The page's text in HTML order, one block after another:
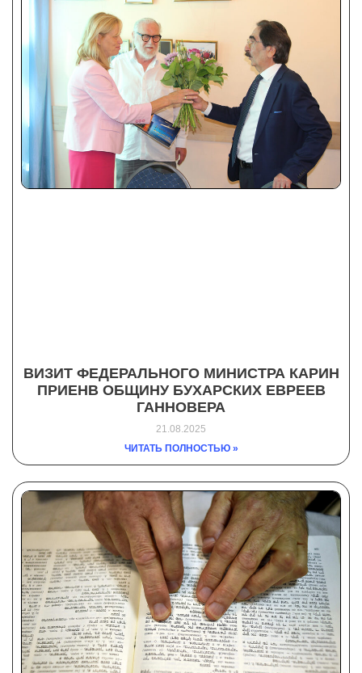
ВИЗИТ ФЕДЕРАЛЬНОГО МИНИСТРА КАРИН
ПРИЕНВ ОБЩИНУ БУХАРСКИХ ЕВРЕЕВ
ГАННОВЕРА
21.08.2025
ЧИТАТЬ ПОЛНОСТЬЮ »